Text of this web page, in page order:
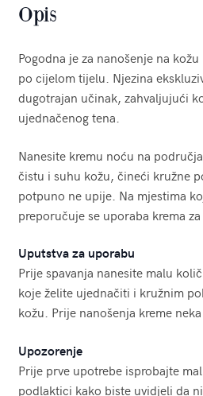
Opis
Pogodna je za nanošenje na
po cijelom tijelu. Njezina
dugotrajan učinak, zahvaljujući
ujednačenog tena.
Nanesite kremu noću na
čistu i suhu kožu, čineći kružne
potpuno ne upije. Na mjestima
preporučuje se uporaba krema za
Uputstva za uporabu
Prije spavanja nanesite malu
koje želite ujednačiti i kružnim
kožu. Prije nanošenja kreme
Upozorenje
Prije prve upotrebe isprobajte
podlaktici kako biste uvidjeli da